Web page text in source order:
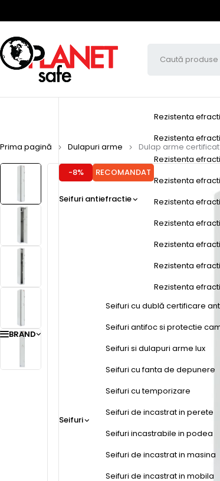
BRAND
Seifuri antiefractie
Rezistenta
Rezistenta
Rezistenta
Rezistenta
Rezistenta
Rezistenta
Rezistenta
Rezistenta
Rezistenta
Seifuri
Seifuri cu dublă certificare
Seifuri antifoc si protectie
Seifuri si dulapuri arme lux
Seifuri cu fanta de depunere
Seifuri cu temporizare
Seifuri de incastrat in perete
Seifuri incastrabile in podea
Seifuri de incastrat in masina
Seifuri de incastrat in mobila
Prima pagină Dulapuri arme Dulap arme certificat
-8% RECOMANDAT